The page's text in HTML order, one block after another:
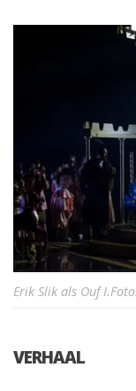
Erik Slik als Ouf
VERHAAL